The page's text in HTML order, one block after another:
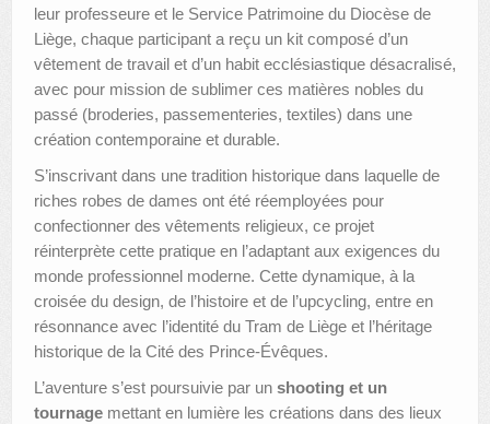
leur professeure et le Service Patrimoine du Diocèse de
Liège, chaque participant a reçu un kit composé d’un
vêtement de travail et d’un habit ecclésiastique désacralisé,
avec pour mission de sublimer ces matières nobles du
passé (broderies, passementeries, textiles) dans une
création contemporaine et durable.
S’inscrivant dans une tradition historique dans laquelle de
riches robes de dames ont été réemployées pour
confectionner des vêtements religieux, ce projet
réinterprète cette pratique en l’adaptant aux exigences du
monde professionnel moderne. Cette dynamique, à la
croisée du design, de l’histoire et de l’upcycling, entre en
résonnance avec l’identité du Tram de Liège et l’héritage
historique de la Cité des Prince-Évêques.
L’aventure s’est poursuivie par un shooting et un
tournage mettant en lumière les créations dans des lieux